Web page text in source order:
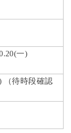
一)
（待時段確認